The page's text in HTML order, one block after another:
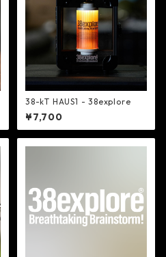
38-kT HAUS1 - 38explore
¥7,700